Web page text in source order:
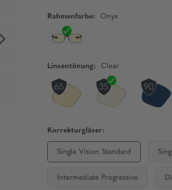
Rahmenfarbe: Onyx
Linsentönung: Clear
Korrekturgläser:
Single Vision Standard
Intermediate Progressive